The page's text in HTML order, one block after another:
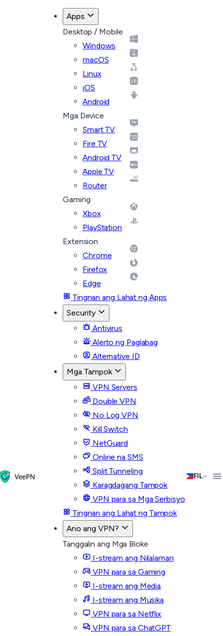
Apps
Desktop / Mobile
Windows
macOS
Linux
iOS
Android
Mga Device
Smart TV
Fire TV
Android TV
Apple TV
Router
Gaming
Xbox
PlayStation
Extension
Chrome
Firefox
Edge
Tingnan ang Lahat ng Apps
Security
Antivirus
Alerto ng Paglabag
Alternative ID
Mga Tampok
VPN Servers
Double VPN
No Log VPN
Kill Switch
NetGuard
Online na SMS
Split Tunneling
Karagdagang Tampok
VPN para sa Mga Serbisyo
Tingnan ang Lahat ng Tampok
Ano ang VPN?
Tanggalin ang Mga Bloke
I-stream ang Nilalaman
VPN para sa Gaming
I-stream ang Media
I-stream ang Musika
VPN para sa Netflix
VPN para sa ChatGPT
FIL